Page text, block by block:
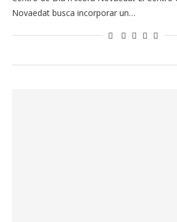
Novaedat busca incorporar un…